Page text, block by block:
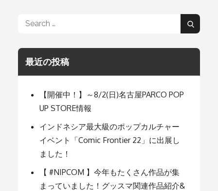
ナ
ビ
ゲ
ー
シ
ョ
Search
Search
最近の投稿
【開催中！】～8/2(日)名古屋PARCO POP
UP STORE情報
インドネシア最大級のポップカルチャー
イベント「Comic Frontier 22」に出展し
ました！
【 #NIPCOM 】今年もたくさん作品が集
まっていました！グッスマ関連作品紹介&